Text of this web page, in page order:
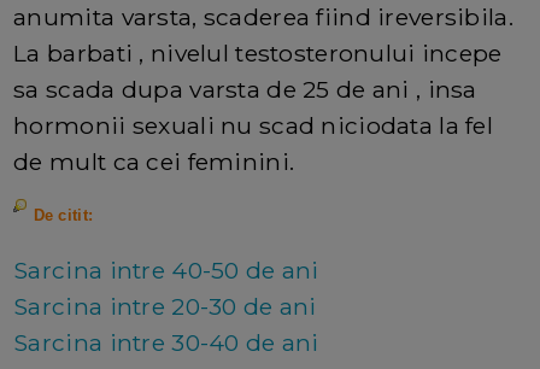
anumita varsta, scaderea fiind ireversibila.
La barbati , nivelul testosteronului incepe
sa scada dupa varsta de 25 de ani , insa
hormonii sexuali nu scad niciodata la fel
de mult ca cei feminini.
De citit:
Sarcina intre 40-50 de ani
Sarcina intre 20-30 de ani
Sarcina intre 30-40 de ani